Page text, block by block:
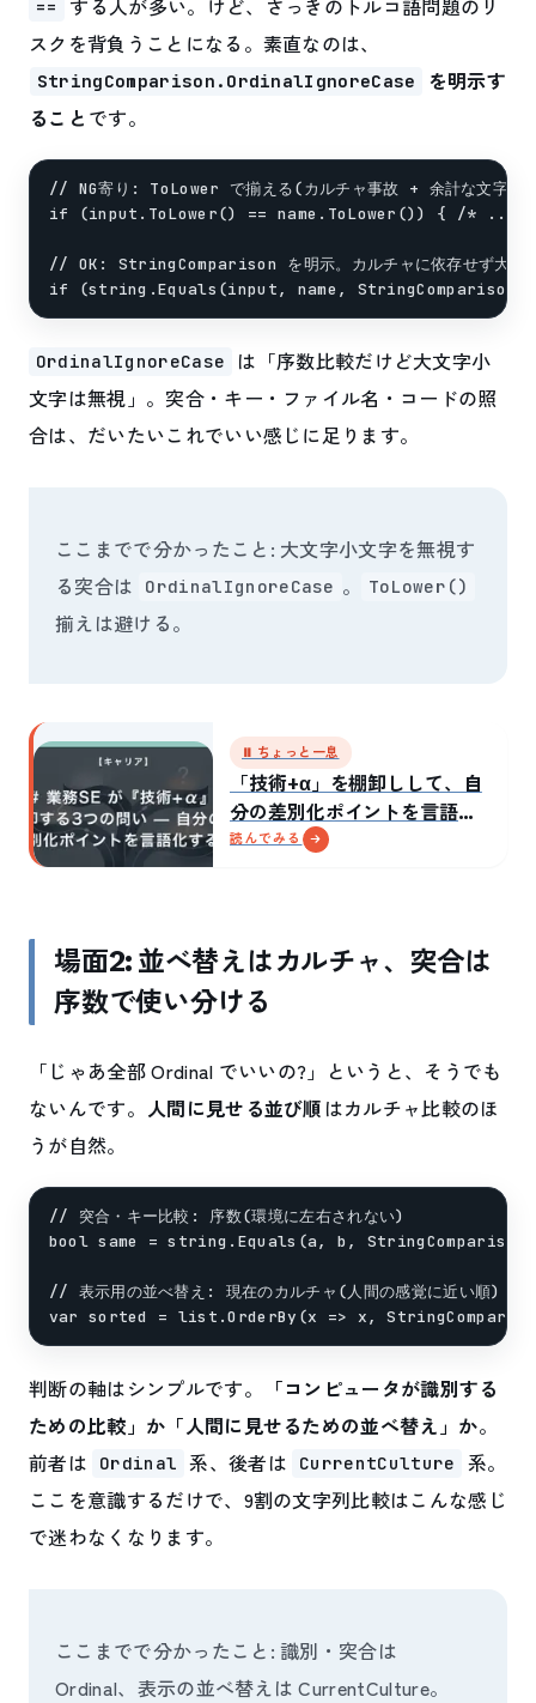
==
スクを背負うことになる。素直なのは、
StringComparison.OrdinalIgnoreCase
を明示す
ること です。
// NG寄り: ToLower で揃える(カルチャ事故 + 余計な文字列
if (input.ToLower() == name.ToLower()) { /* ...
// OK: StringComparison を明示。カルチャに依存せず大文
OrdinalIgnoreCase
は「序数比較だけど大文字小
文字は無視」。突合・キー・ファイル名・コードの照
合は、だいたいこれでいい感じに足ります。
ここまでで分かったこと: 大文字小文字を無視す
る突合は
OrdinalIgnoreCase 。 ToLower()
揃えは避ける。
⏸ ちょっと一息
「技術+α」を棚卸しして、自
分の差別化ポイントを言語化
した話
読んでみる
場面2: 並べ替えはカルチャ、突合は
序数で使い分ける
「じゃあ全部 Ordinal でいいの?」というと、そうでも
ないんです。 人間に見せる並び順 はカルチャ比較のほ
うが自然。
// 突合・キー比較: 序数(環境に左右されない)
bool same = string.Equals(a, b,
// 表示用の並べ替え: 現在のカルチャ(人間の感覚に近い順)
判断の軸はシンプルです。
「コンピュータが識別する
ための比較」か「人間に見せるための並べ替え」か。
前者は
Ordinal 系、後者は CurrentCulture
系。
ここを意識するだけで、9割の文字列比較はこんな感じ
で迷わなくなります。
ここまでで分かったこと: 識別・突合は
Ordinal、表示の並べ替えは CurrentCulture。